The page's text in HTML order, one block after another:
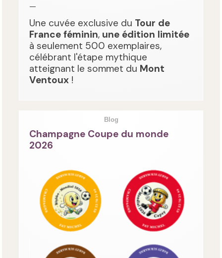
—
Une cuvée exclusive du Tour de
France féminin, une édition limitée
à seulement 500 exemplaires,
célébrant l'étape mythique
atteignant le sommet du Mont
Ventoux !
Blog
Champagne Coupe du monde
2026